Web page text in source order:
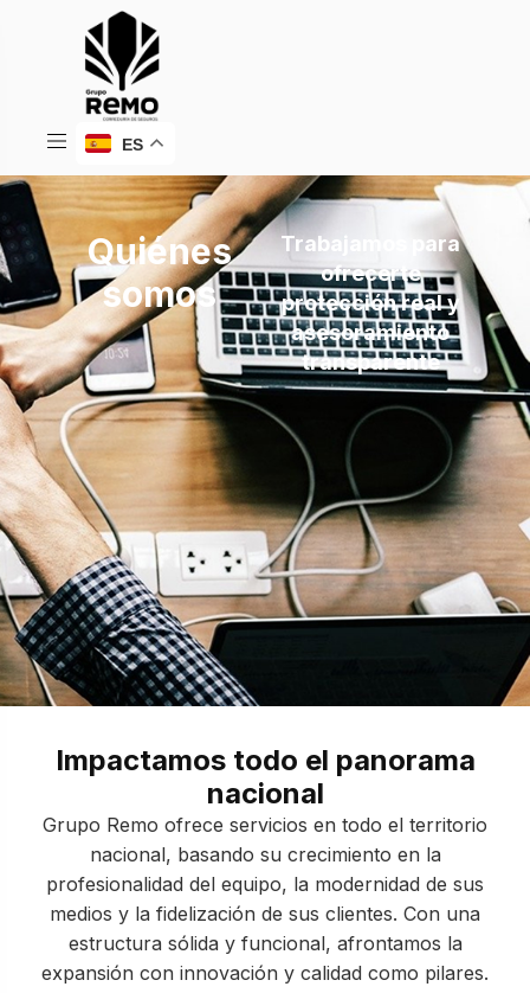
ES
Quiénes
somos
Trabajamos para
ofrecerte
protección real y
asesoramiento
transparente
Impactamos todo el panorama
nacional
Grupo Remo ofrece servicios en todo el territorio
nacional, basando su crecimiento en la
profesionalidad del equipo, la modernidad de sus
medios y la fidelización de sus clientes. Con una
estructura sólida y funcional, afrontamos la
expansión con innovación y calidad como pilares.